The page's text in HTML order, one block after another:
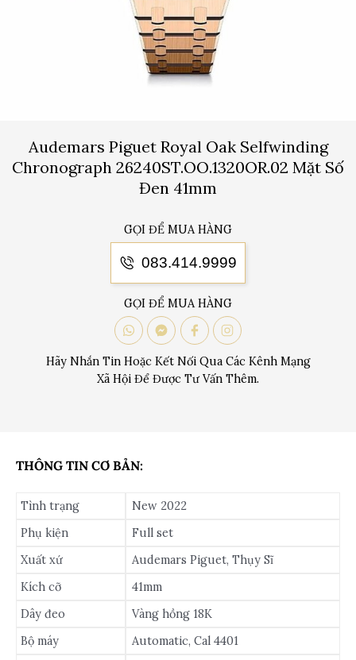
Audemars Piguet Royal Oak Selfwinding
Chronograph 26240ST.OO.1320OR.02 Mặt Số
Đen 41mm
GỌI ĐỂ MUA HÀNG
083.414.9999
GỌI ĐỂ MUA HÀNG
Hãy Nhắn Tin Hoặc Kết Nối Qua Các Kênh Mạng
Xã Hội Để Được Tư Vấn Thêm.
THÔNG TIN CƠ BẢN:
Tình trạng
New 2022
Phụ kiện
Full set
Xuất xứ
Audemars Piguet, Thụy Sĩ
Kích cỡ
41mm
Dây đeo
Vàng hồng 18K
Bộ máy
Automatic, Cal 4401